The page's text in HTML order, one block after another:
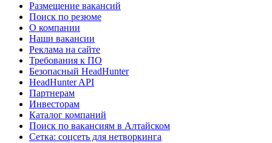
Размещение вакансий
Поиск по резюме
О компании
Наши вакансии
Реклама на сайте
Требования к ПО
Безопасный HeadHunter
HeadHunter API
Партнерам
Инвесторам
Каталог компаний
Поиск по вакансиям в Алтайском
Сетка: соцсеть для нетворкинга